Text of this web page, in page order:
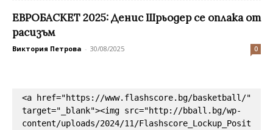
ЕВРОБАСКЕТ 2025: Денис Шрьодер се оплака от
расизъм
Виктория Петрова - 30/08/2025 0
<a href="https://www.flashscore.bg/basketball/"
target="_blank"><img src="http://bball.bg/wp-
content/uploads/2024/11/Flashscore_Lockup_Posit